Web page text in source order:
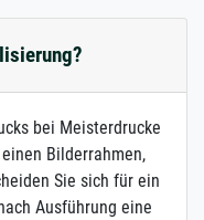
bei Meisterdrucke
Bilderrahmen,
Sie sich für ein
Ausführung eine